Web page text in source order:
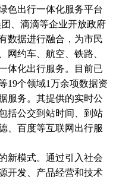
色出行一体化服务平台
团、滴滴等企业开放政府
数据进行融合，为市民
网约车、航空、铁路、
体化出行服务。目前已
19个领域1万余项数据资
服务。其提供的实时公
括公交到站时间、到站
、百度等互联网出行服
模式。通过引入社会
开发、产品经营和技术